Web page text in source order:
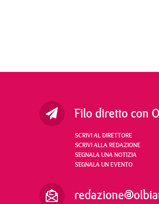
Filo diretto con
SCRIVI AL DIRETTORE
SCRIVI ALLA REDAZIONE
SEGNALA UNA NOTIZIA
SEGNALA UN EVENTO